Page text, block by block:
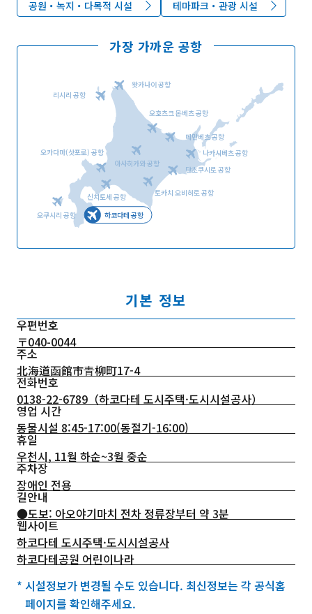
공원・녹지・다목적 시설
테마파크・관광 시설
가장 가까운 공항
신치토세 공항
오카다마(삿포로) 공항
하코다테 공항
오쿠시리 공항
아사히카와 공항
왓카나이 공항
리시리 공항
오호츠크 몬베츠 공항
메만베츠 공항
나카시베츠 공항
단초쿠시로 공항
토카치 오비히로 공항
기본 정보
우편번호
〒040-0044
주소
北海道函館市青柳町17-4
전화번호
0138-22-6789 （하코다테 도시주택·도시시설공사）
영업 시간
동물시설 8:45-17:00(동절기-16:00)
휴일
우천시, 11월 하순~3월 중순
주차장
장애인 전용
길안내
●도보: 아오야기마치 전차 정류장부터 약 3분
웹사이트
하코다테 도시주택·도시시설공사
하코다테공원 어린이나라
* 시설정보가 변경될 수도 있습니다. 최신정보는 각 공식홈
페이지를 확인해주세요.